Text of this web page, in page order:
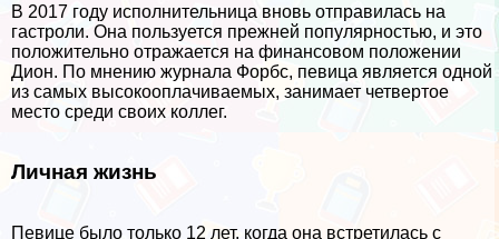
В 2017 году исполнительница вновь отправилась на
гастроли. Она пользуется прежней популярностью, и это
положительно отражается на финансовом положении
Дион. По мнению журнала Форбс, певица является одной
из самых высокооплачиваемых, занимает четвертое
место среди своих коллег.
Личная жизнь
Певице было только 12 лет, когда она встретилась с